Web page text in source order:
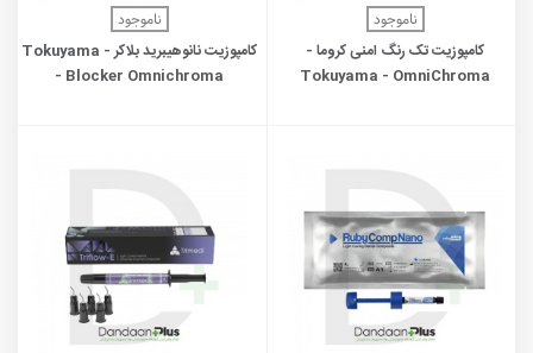
ناموجود
کامپوزیت تک رنگ امنی کروما -
Tokuyama - OmniChroma
ناموجود
کامپوزیت نانوهیبرید بلاکر - Tokuyama
- Blocker Omnichroma